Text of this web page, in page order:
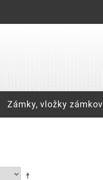
Zámky, vložky zámkov